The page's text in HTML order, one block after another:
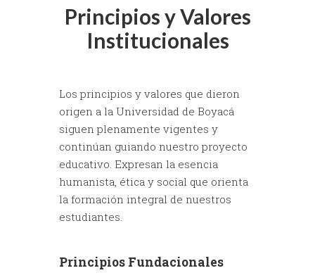
Principios y Valores
Institucionales
Los principios y valores que dieron
origen a la Universidad de Boyacá
siguen plenamente vigentes y
continúan guiando nuestro proyecto
educativo. Expresan la esencia
humanista, ética y social que orienta
la formación integral de nuestros
estudiantes.
Principios Fundacionales